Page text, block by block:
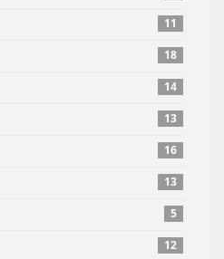
11
18
14
13
16
13
5
12